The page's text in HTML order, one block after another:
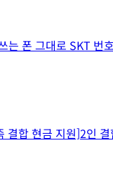
는 폰 그대로 SKT 번호
결합 현금 지원]2인